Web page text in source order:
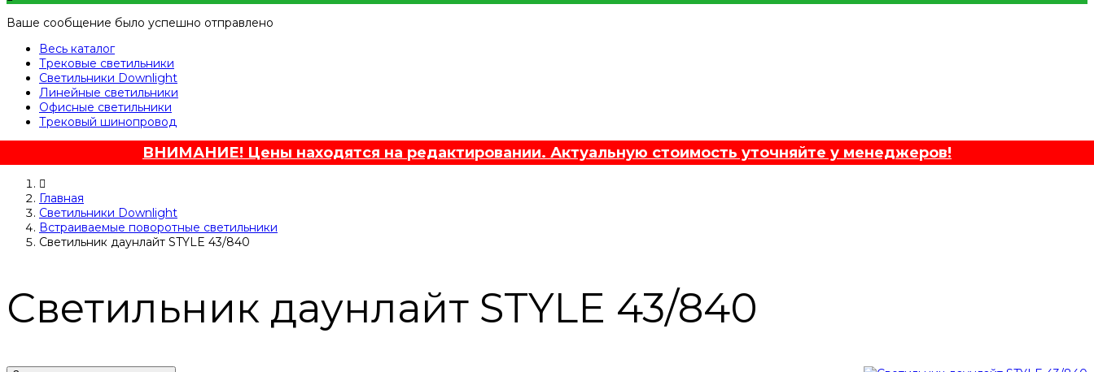
Ваше сообщение было успешно отправлено
Весь каталог
Трековые светильники
Светильники Downlight
Линейные светильники
Офисные светильники
Трековый шинопровод
ВНИМАНИЕ! Цены находятся на редактировании. Актуальную стоимость уточняйте у менеджеров!
Главная
Светильники Downlight
Встраиваемые поворотные светильники
Светильник даунлайт STYLE 43/840
Светильник даунлайт STYLE 43/840